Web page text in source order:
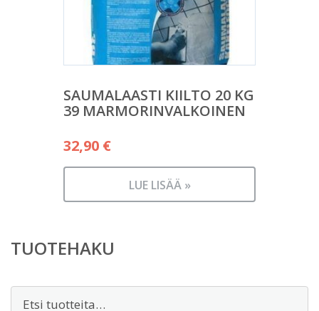
SAUMALAASTI KIILTO 20 KG
39 MARMORINVALKOINEN
32,90 €
LUE LISÄÄ »
TUOTEHAKU